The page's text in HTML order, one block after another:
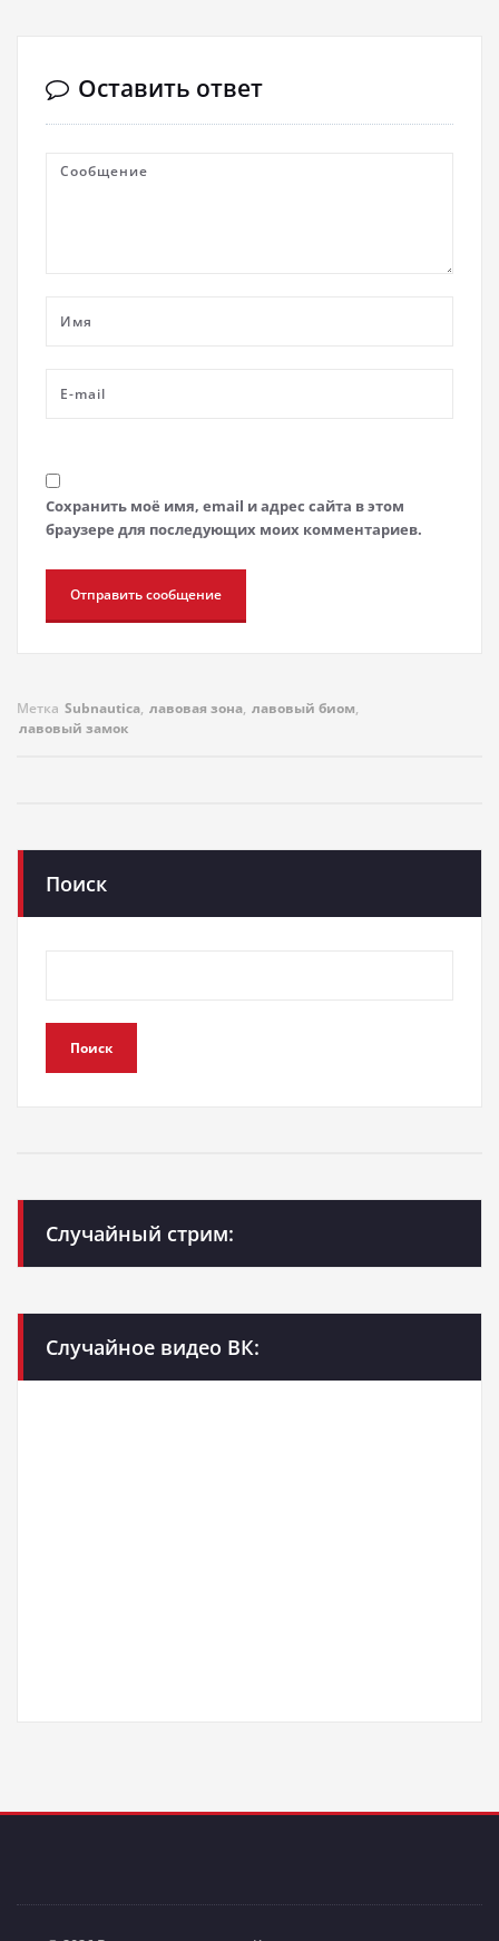
Оставить ответ
Сохранить моё имя, email и адрес сайта в этом
браузере для последующих моих комментариев.
Метка Subnautica, лавовая зона, лавовый биом,
лавовый замок
Поиск
Поиск
Случайный стрим:
Случайное видео ВК: